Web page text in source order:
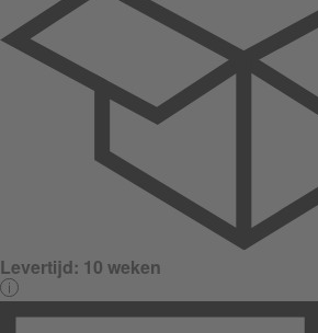
Levertijd: 10 weken